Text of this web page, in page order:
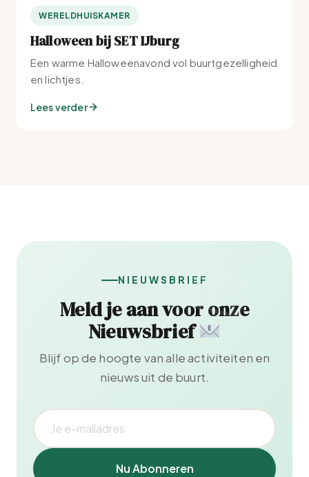
WERELDHUISKAMER
Halloween bij SET IJburg
Een warme Halloweenavond vol buurtgezelligheid
en lichtjes.
Lees verder
NIEUWSBRIEF
Meld je aan voor onze
Nieuwsbrief
Blijf op de hoogte van alle activiteiten en
nieuws uit de buurt.
Nu Abonneren